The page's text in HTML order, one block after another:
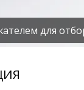
для